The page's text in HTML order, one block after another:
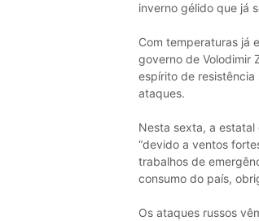
inverno gélido que já
Com temperaturas já
governo de Volodimir
espírito de
ataques.
Nesta sexta, a
“devido a ventos
trabalhos de
consumo do país,
Os ataques russos